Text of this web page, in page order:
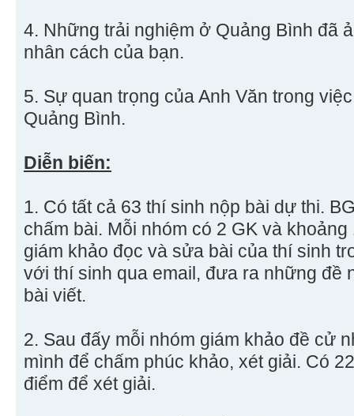
4. Những trải nghiệm ở Quảng Bình đã
nhân cách của bạn.
5. Sự quan trọng của Anh Văn trong
Quảng Bình.
Diễn biến:
1. Có tất cả 63 thí sinh nộp bài dự thi.
chấm bài. Mỗi nhóm có 2 GK và
giám khảo đọc và sửa bài của thí sinh
với thí sinh qua email, đưa ra những đề
bài viết.
2. Sau đấy mỗi nhóm giám khảo đề cử
mình để chấm phúc khảo, xét giải. Có
điểm để xét giải.